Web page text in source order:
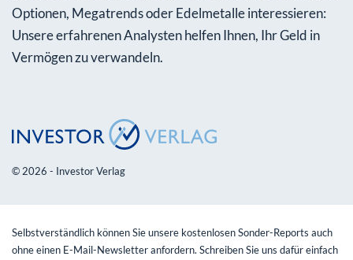
Optionen, Megatrends oder Edelmetalle interessieren:
Unsere erfahrenen Analysten helfen Ihnen, Ihr Geld in
Vermögen zu verwandeln.
© 2026 - Investor Verlag
Selbstverständlich können Sie unsere kostenlosen Sonder-Reports auch
ohne einen E-Mail-Newsletter anfordern. Schreiben Sie uns dafür einfach